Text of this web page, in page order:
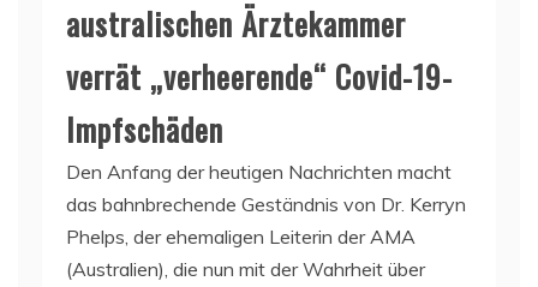
australischen Ärztekammer
verrät „verheerende“ Covid-19-
Impfschäden
Den Anfang der heutigen Nachrichten macht
das bahnbrechende Geständnis von Dr. Kerryn
Phelps, der ehemaligen Leiterin der AMA
(Australien), die nun mit der Wahrheit über